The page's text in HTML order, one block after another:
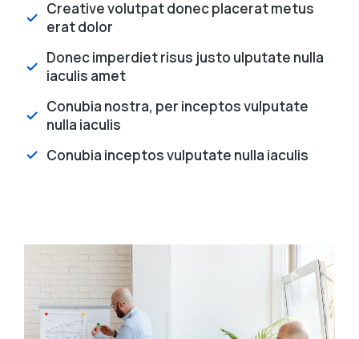
Creative volutpat donec placerat metus
erat dolor
Donec imperdiet risus justo ulputate nulla
iaculis amet
Conubia nostra, per inceptos vulputate
nulla iaculis
Conubia inceptos vulputate nulla iaculis